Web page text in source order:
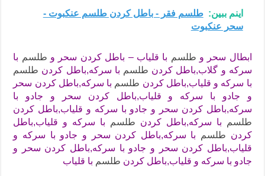
اینم ببین: طلسم فقر - باطل کردن طلسم عنکبوت -
سحر عنکبوت
ابطال سحر و طلسم با قلیاب – باطل کردن سحر و طلسم با
سرکه و گلاب,باطل كردن طلسم با سرکه,باطل كردن طلسم
با سرکه و قلیاب,باطل كردن طلسم با سرکه,باطل كردن سحر
و جادو با سرکه و قلیاب,باطل كردن سحر و جادو با
سرکه,باطل كردن سحر و جادو با سرکه و قلیاب,باطل كردن
طلسم
با سرکه,باطل كردن طلسم
با سرکه و قلیاب,باطل
كردن طلسم
با سرکه,باطل كردن سحر و جادو با سرکه و
قلیاب,باطل كردن سحر و جادو با سرکه,باطل كردن سحر و
جادو با سرکه و قلیاب,باطل كردن طلسم با قلياب